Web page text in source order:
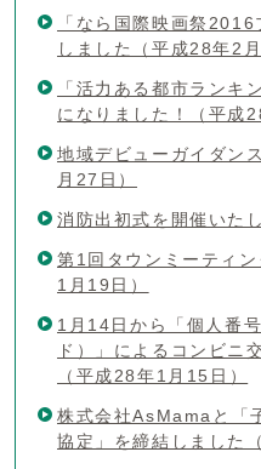
「なら国際映画祭
しました（平成28年2月
「活力ある都市ランキ
になりました！（平成
地域デビューガイダン
月27日）
消防出初式を開催いた
第1回タウンミーティ
1月19日）
1月14日から「個人番
ド）」によるコンビニ
（平成28年1月15日）
株式会社AsMamaと「
協定」を締結しました